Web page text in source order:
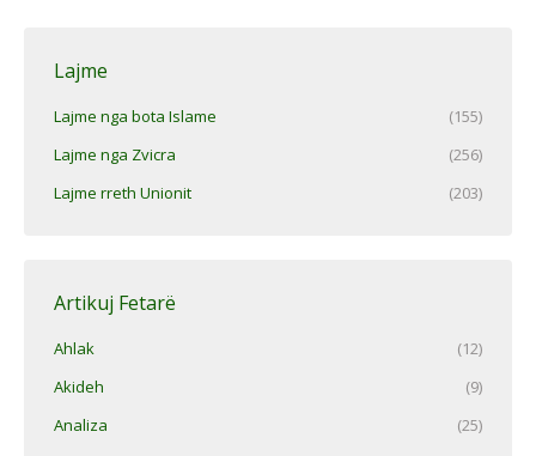
Lajme
Lajme nga bota Islame
(155)
Lajme nga Zvicra
(256)
Lajme rreth Unionit
(203)
Artikuj Fetarë
Ahlak
(12)
Akideh
(9)
Analiza
(25)